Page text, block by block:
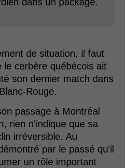
de situation, il faut
le cerbère québécois ait
son dernier match dans
Rouge.
passage à Montréal
rien n'indique que sa
irréversible. Au
par le passé qu'il
un rôle important